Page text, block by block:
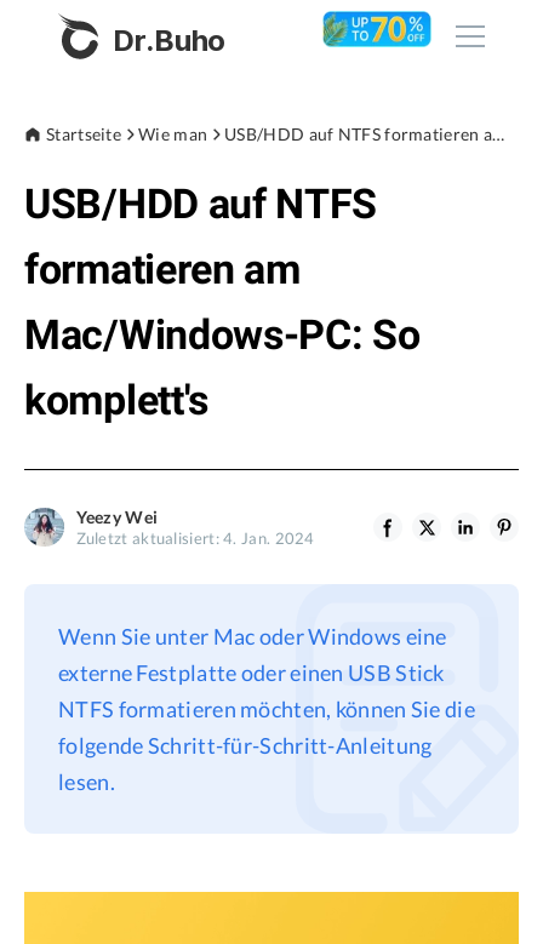
Dr.Buho
Produkte
BuhoCleaner
BuhoRepair
BuhoNTFS
BuhoBarX
BuhoLaunchpad
Store
Blog
Unterstützung
Rechtliches
Refund Policy
Startseite Wie man USB/HDD auf NTFS formatieren am Mac/Windows-PC: So komplett's
USB/HDD auf NTFS
formatieren am
Mac/Windows-PC: So
komplett's
Yeezy Wei
Zuletzt aktualisiert: 4. Jan. 2024
Wenn Sie unter Mac oder Windows eine
externe Festplatte oder einen USB Stick
NTFS formatieren möchten, können Sie die
folgende Schritt-für-Schritt-Anleitung
lesen.